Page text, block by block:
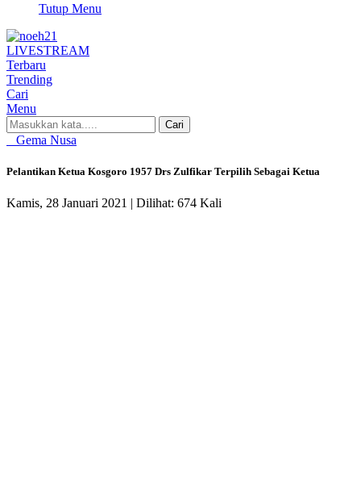
Tutup Menu
LIVESTREAM
Terbaru
Trending
Cari
Menu
Cari
Gema Nusa
Pelantikan Ketua Kosgoro 1957 Drs Zulfikar Terpilih Sebagai Ketua
Kamis, 28 Januari 2021 | Dilihat: 674 Kali